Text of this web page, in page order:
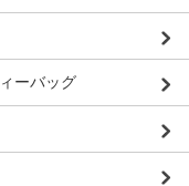
ーバッグ